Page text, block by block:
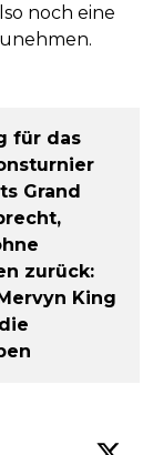
noch eine
für das
Grand
zurück:
King